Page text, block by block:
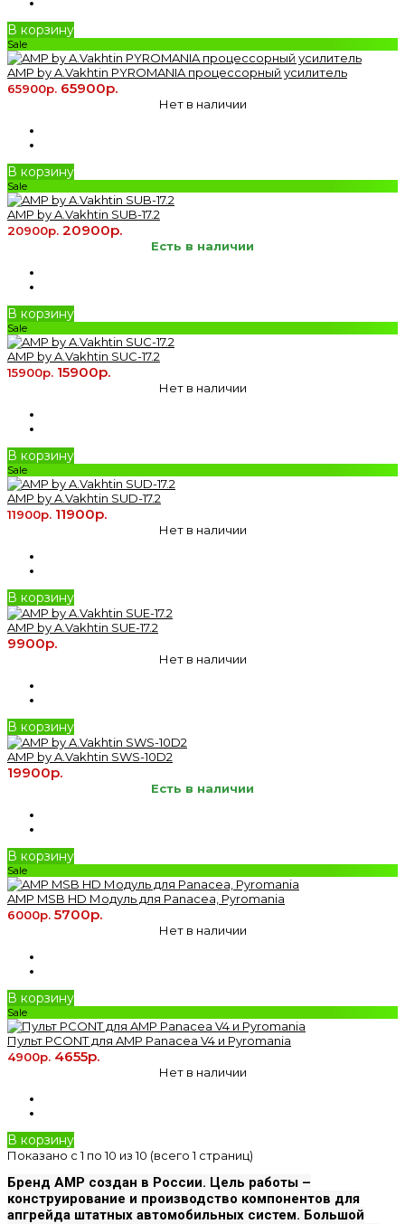
В корзину
Sale
AMP by A.Vakhtin PYROMANIA процессорный усилитель
65900р. 65900р.
Нет в наличии
В корзину
Sale
AMP by A.Vakhtin SUB-17.2
20900р. 20900р.
Есть в наличии
В корзину
Sale
AMP by A.Vakhtin SUC-17.2
15900р. 15900р.
Нет в наличии
В корзину
Sale
AMP by A.Vakhtin SUD-17.2
11900р. 11900р.
Нет в наличии
В корзину
AMP by A.Vakhtin SUE-17.2
9900р.
Нет в наличии
В корзину
AMP by A.Vakhtin SWS-10D2
19900р.
Есть в наличии
В корзину
Sale
AMP MSB HD Модуль для Panacea, Pyromania
6000р. 5700р.
Нет в наличии
В корзину
Sale
Пульт РCONT для AMP Panacea V4 и Pyromania
4900р. 4655р.
Нет в наличии
В корзину
Показано с 1 по 10 из 10 (всего 1 страниц)
Бренд AMP создан в России. Цель работы –
конструирование и производство компонентов для
апгрейда штатных автомобильных систем. Большой